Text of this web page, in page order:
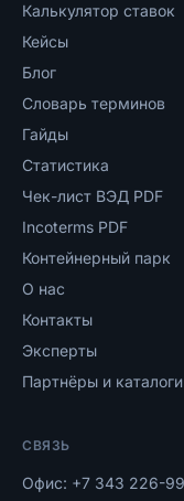
Калькулятор ставок
Кейсы
Блог
Словарь терминов
Гайды
Статистика
Чек-лист ВЭД PDF
Incoterms PDF
Контейнерный парк
О нас
Контакты
Эксперты
Партнёры и каталоги
СВЯЗЬ
Офис: +7 343 226-